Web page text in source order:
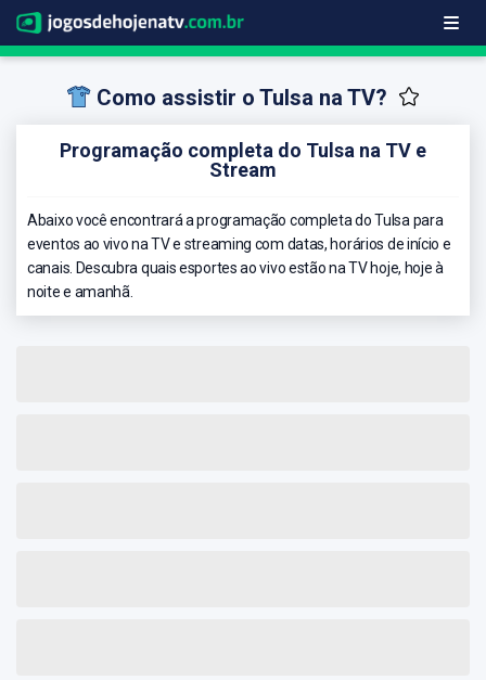
Como assistir o Tulsa na TV?
Programação completa do Tulsa na TV e
Stream
Abaixo você encontrará a programação completa do Tulsa para
eventos ao vivo na TV e streaming com datas, horários de início e
canais. Descubra quais esportes ao vivo estão na TV hoje, hoje à
noite e amanhã.